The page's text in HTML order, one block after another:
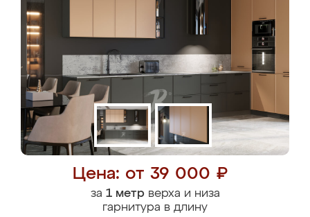
Цена: от 39 000 ₽
за 1 метрверха и низа
гарнитура в длину